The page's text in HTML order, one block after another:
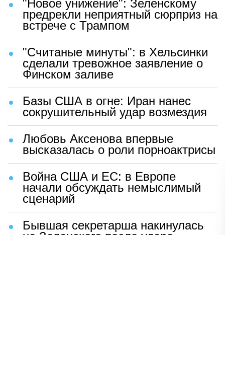
"Новое унижение": Зеленскому
предрекли неприятный сюрприз на
встрече с Трампом
"Считаные минуты": в Хельсинки
сделали тревожное заявление о
Финском заливе
Базы США в огне: Иран нанес
сокрушительный удар возмездия
Любовь Аксенова впервые
высказалась о роли порноактрисы
Война США и ЕС: в Европе
начали обсуждать немыслимый
сценарий
Бывшая секретарша накинулась
на Зеленского после удара